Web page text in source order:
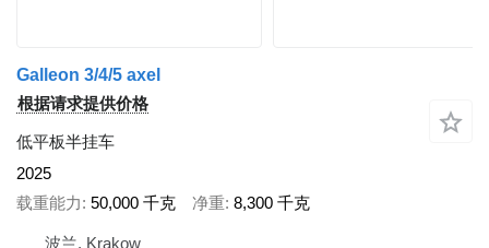
Galleon 3/4/5 axel
根据请求提供价格
低平板半挂车
2025
载重能力 50,000 千克 净重 8,300 千克
波兰, Krakow